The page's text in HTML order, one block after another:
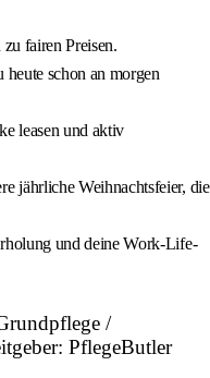
fairen Preisen.
schon an morgen
leasen und aktiv
jährliche Weihnachtsfeier, die
und deine Work-Life-
/
PflegeButler